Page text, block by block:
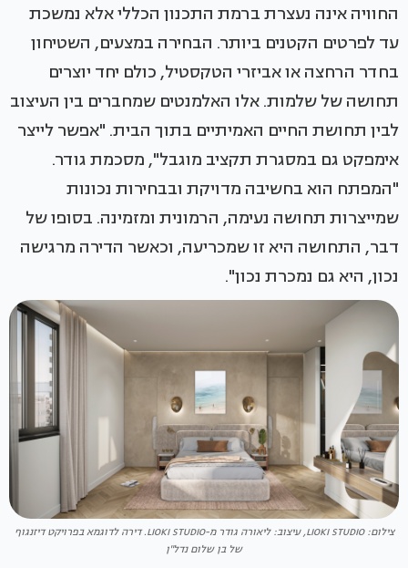
החוויה אינה נעצרת ברמת התכנון הכללי אלא נמשכת
עד לפרטים הקטנים ביותר. הבחירה במצעים, השטיחון
בחדר הרחצה או אביזרי הטקסטיל, כולם יחד יוצרים
תחושה של שלמות. אלו האלמנטים שמחברים בין העיצוב
לבין תחושת החיים האמיתיים בתוך הבית. "אפשר לייצר
אימפקט גם במסגרת תקציב מוגבל", מסכמת גודר.
"המפתח הוא בחשיבה מדויקת ובבחירות נכונות
שמייצרות תחושה נעימה, הרמונית ומזמינה. בסופו של
דבר, התחושה היא זו שמכריעה, וכאשר הדירה מרגישה
נכון, היא גם נמכרת נכון".
צילום: LIOKI STUDIO, עיצוב: ליאורה גודר מ-LIOKI STUDIO. דירה לדוגמא בפרויקט דיזנגוף
של בן שלום נדל"ן